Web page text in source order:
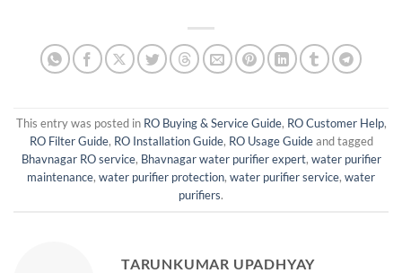
This entry was posted in RO Buying & Service Guide, RO Customer Help,
RO Filter Guide, RO Installation Guide, RO Usage Guideand tagged
Bhavnagar RO service, Bhavnagar water purifier expert, water purifier
maintenance, water purifier protection, water purifier service, water
purifiers.
TARUNKUMAR UPADHYAY